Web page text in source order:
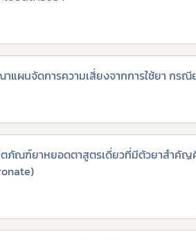
ผนจัดการความเสี่ยงจากการใช้ยา กร
ภัณฑ์ยาหยอดตาสูตรเดี่ยวที่มีตัวยาสำคัญ